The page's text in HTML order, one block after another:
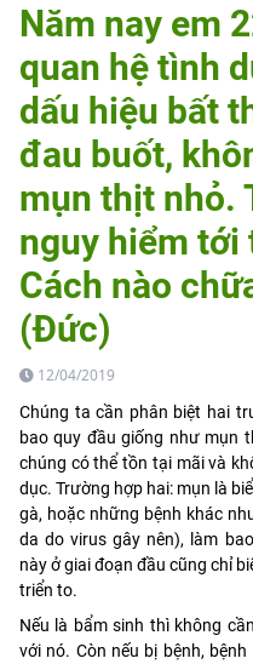
Năm nay em
quan hệ tình
dấu hiệu bất
đau buốt,
mụn thịt nhỏ.
nguy hiểm tới
Cách nào
(Đức)
12/04/2019
Chúng ta cần phân biệt hai
bao quy đầu giống như mụn
chúng có thể tồn tại mãi và
dục. Trường hợp hai: mụn là
gà, hoặc những bệnh khác
da do virus gây nên), làm
này ở giai đoạn đầu cũng chỉ
triển to.
Nếu là bẩm sinh thì không
với nó. Còn nếu bị bệnh,